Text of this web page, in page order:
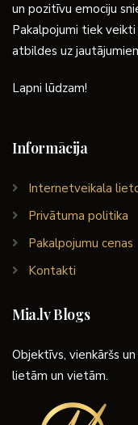
un pozitīvu emociju
Pakalpojumi tiek
atbildes uz
Lapni lūdzam!
Informācija
Internetveikala
Privātuma politika
Pakalpojumu cenas
Kontakti
Mia.lv Blogs
Objektīvs, vienkāršs
lietām un vietām.